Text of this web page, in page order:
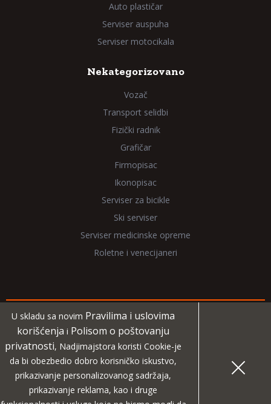
Auto plastičar
Serviser auspuha
Serviser motocikala
Nekategorizovano
Vozač
Transport selidbi
Fizički radnik
Grafičar
Firmopisac
Ikonopisac
Serviser za bicikle
Ski serviser
Serviser medicinske opreme
Roletne i venecijaneri
Copyright 2026 NadjiMajstora.rs
Informacije i grafički elementi su vlasništvo veb sajta
NadjiMajstora
Projekat digitalne agencije
U skladu sa novim Pravilima i uslovima
korišćenja i Polisom o poštovanju
privatnosti, Nadjimajstora koristi Cookie-je
da bi obezbedio dobro korisničko iskustvo,
prikazivanje personalizovanog sadržaja,
prikazivanje reklama, kao i druge